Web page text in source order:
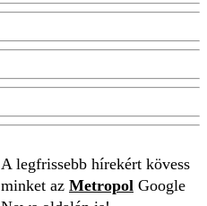
A legfrissebb hírekért kövess
minket az Metropol Google